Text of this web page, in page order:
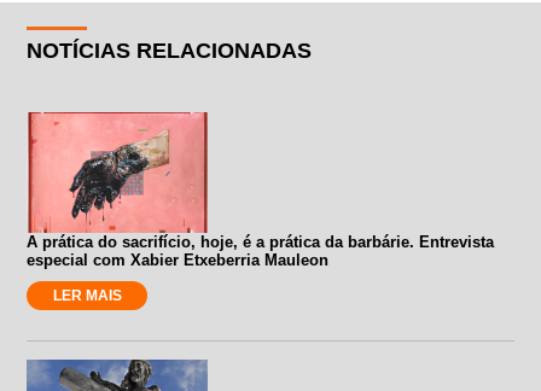
NOTÍCIAS RELACIONADAS
A prática do sacrifício, hoje, é a prática da barbárie. Entrevista
especial com Xabier Etxeberria Mauleon
LER MAIS